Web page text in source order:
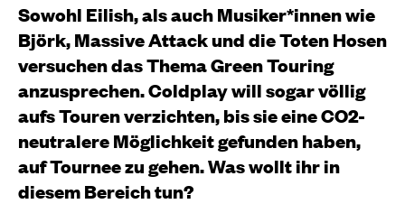
Sowohl Eilish, als auch Musiker*innen wie
Björk, Massive Attack und die Toten Hosen
versuchen das Thema Green Touring
anzusprechen. Coldplay will sogar völlig
aufs Touren verzichten, bis sie eine CO2-
neutralere Möglichkeit gefunden haben,
auf Tournee zu gehen. Was wollt ihr in
diesem Bereich tun?